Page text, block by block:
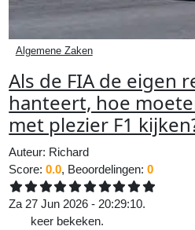
Algemene Zaken
Als de FIA de eigen
hanteert, hoe
met plezier F1
Auteur: Richard
Score:0.0, Beoordelingen:0
Za 27 Jun 2026 - 20:29:10.
keer bekeken.